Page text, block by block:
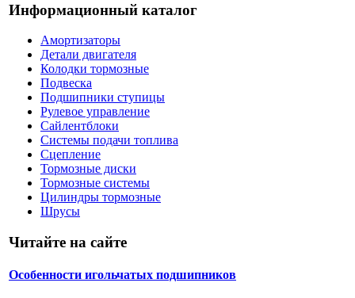
Информационный каталог
Амортизаторы
Детали двигателя
Колодки тормозные
Подвеска
Подшипники ступицы
Рулевое управление
Сайлентблоки
Системы подачи топлива
Сцепление
Тормозные диски
Тормозные системы
Цилиндры тормозные
Шрусы
Читайте на сайте
Особенности игольчатых подшипников